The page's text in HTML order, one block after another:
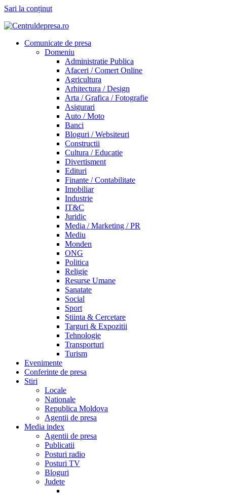
Sari la conținut
Comunicate de presa
Domeniu
Administratie Publica
Afaceri / Comert Online
Agricultura
Arhitectura / Design
Arta / Grafica / Fotografie
Asigurari
Auto / Moto
Banci
Bloguri / Websiteuri
Constructii
Cultura / Educatie
Divertisment
Edituri
Finante / Contabilitate
Imobiliar
Industrie
IT&C
Juridic
Media / Marketing / PR
Mediu
Monden
ONG
Politica
Religie
Resurse Umane
Sanatate
Social
Sport
Stiinta & Cercetare
Targuri & Expozitii
Tehnologie
Transporturi
Turism
Evenimente
Conferinte de presa
Stiri
Locale
Nationale
Republica Moldova
Agentii de presa
Media index
Agentii de presa
Publicatii
Posturi radio
Posturi TV
Bloguri
Judete